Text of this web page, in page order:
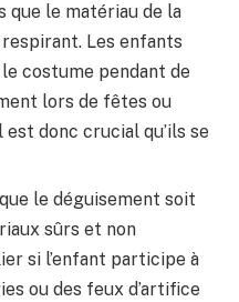
que le matériau de la
Les enfants
costume pendant de
lors de fêtes ou
est donc crucial qu’ils se
le déguisement soit
sûrs et non
si l’enfant participe à
ou des feux d’artifice